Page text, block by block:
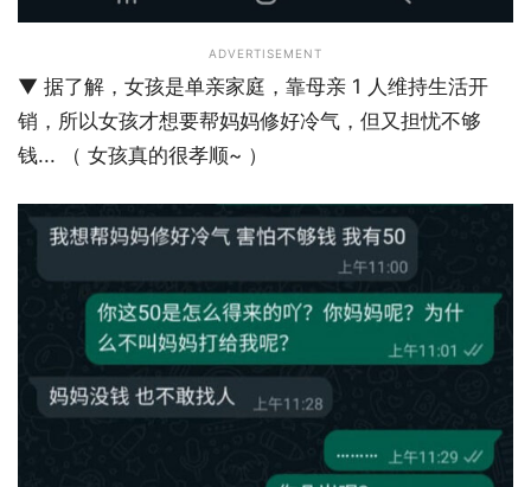
ADVERTISEMENT
▼ 据了解，女孩是单亲家庭，靠母亲 1 人维持生活开
销，所以女孩才想要帮妈妈修好冷气，但又担忧不够
钱... （ 女孩真的很孝顺~ ）